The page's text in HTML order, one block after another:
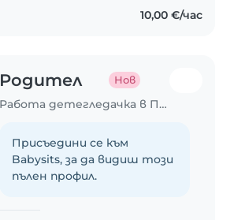
10,00 €/час
Родител Нов
Работа детегледачка в Пловдив
Присъедини се към
Babysits, за да видиш този
пълен профил.